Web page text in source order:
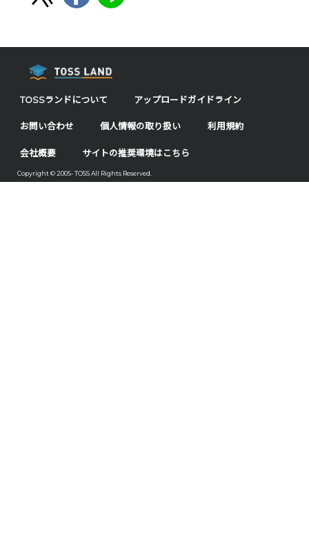
TOSSランドについて アップロードガイドライン
お問い合わせ 個人情報の取り扱い 利用規約
会社概要 サイトの推奨環境はこちら
Copyright © 2005- TOSS All Rights Reserved.